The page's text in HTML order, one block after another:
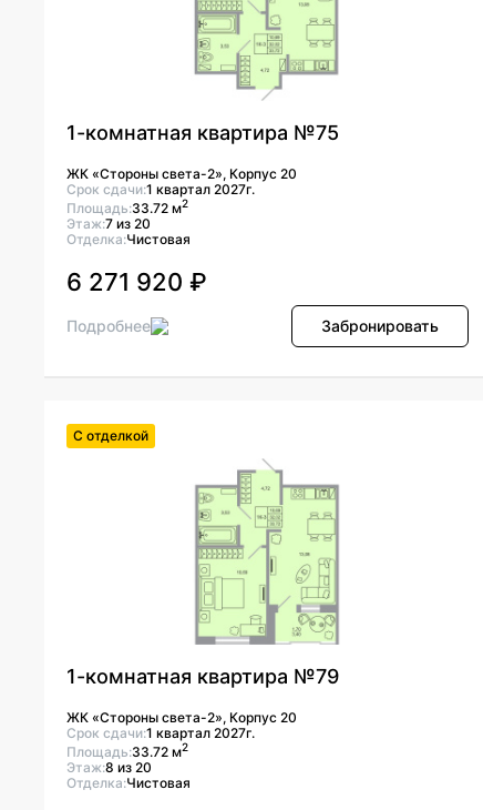
1-комнатная квартира №75
ЖК «Стороны света-2», Корпус 20
Срок сдачи:1 квартал 2027г.
Площадь:33.72 м2
Этаж:7 из 20
Отделка:Чистовая
6 271 920 ₽
Подробнее Забронировать
С отделкой
1-комнатная квартира №79
ЖК «Стороны света-2», Корпус 20
Срок сдачи:1 квартал 2027г.
Площадь:33.72 м2
Этаж:8 из 20
Отделка:Чистовая